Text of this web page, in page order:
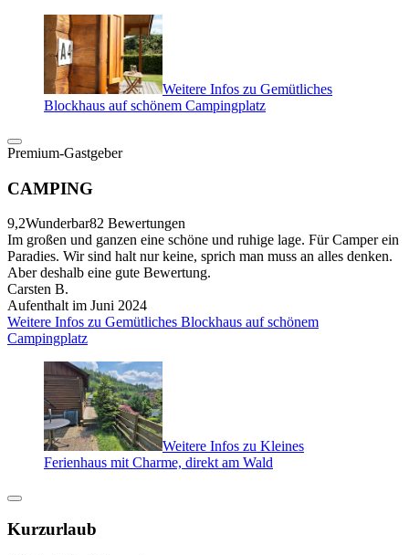
Weitere Infos zu Gemütliches
Blockhaus auf schönem Campingplatz
Premium-Gastgeber
CAMPING
9,2Wunderbar82 Bewertungen
Im großen und ganzen eine schöne und ruhige lage. Für Camper ein
Paradies. Wir sind halt nur keine, sprich man muss an alles denken.
Aber deshalb eine gute Bewertung.
Carsten B.
Aufenthalt im Juni 2024
Weitere Infos zu Gemütliches Blockhaus auf schönem
Campingplatz
Weitere Infos zu Kleines
Ferienhaus mit Charme, direkt am Wald
Kurzurlaub